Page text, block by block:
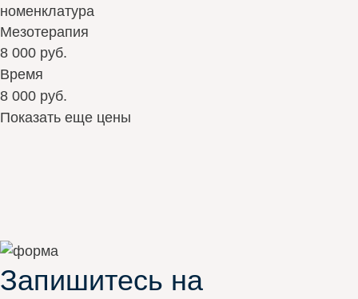
номенклатура
Мезотерапия
8 000 руб.
Время
8 000 руб.
Показать еще цены
Запишитесь на